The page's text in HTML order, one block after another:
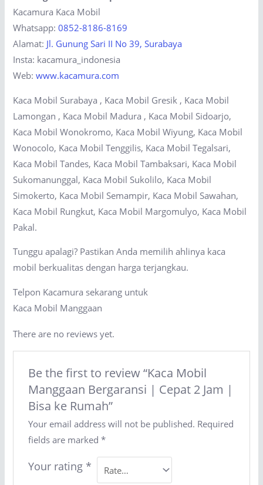
Kacamura Kaca Mobil
Whatsapp:0852-8186-8169
Alamat: Jl. Gunung Sari II No 39, Surabaya
Insta: kacamura_indonesia
Web:www.kacamura.com
Kaca Mobil Surabaya , Kaca Mobil Gresik , Kaca Mobil
Lamongan , Kaca Mobil Madura , Kaca Mobil Sidoarjo,
Kaca Mobil Wonokromo, Kaca Mobil Wiyung, Kaca Mobil
Wonocolo, Kaca Mobil Tenggilis, Kaca Mobil Tegalsari,
Kaca Mobil Tandes, Kaca Mobil Tambaksari, Kaca Mobil
Sukomanunggal, Kaca Mobil Sukolilo, Kaca Mobil
Simokerto, Kaca Mobil Semampir, Kaca Mobil Sawahan,
Kaca Mobil Rungkut, Kaca Mobil Margomulyo, Kaca Mobil
Pakal.
Tunggu apalagi? Pastikan Anda memilih ahlinya kaca
mobil berkualitas dengan harga terjangkau.
Telpon Kacamura sekarang untuk
Kaca Mobil Manggaan
There are no reviews yet.
Be the first to review “Kaca Mobil
Manggaan Bergaransi | Cepat 2 Jam |
Bisa ke Rumah”
Your email address will not be published. Required
fields are marked *
Your rating *